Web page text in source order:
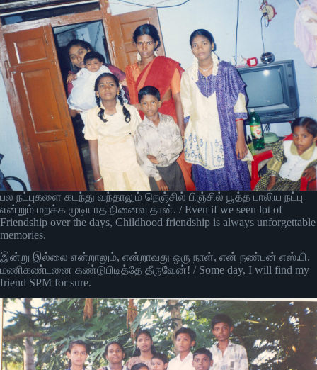
பல நட்புகளை கடந்து வந்தாலும் நெஞ்சில் பிஞ்சில் பூத்த பாலிய நட்பு
என்றும் மறக்க முடியாத நினைவு தான். / Even if we seen lot of
Friendship over the days, Childhood friendship is always unforgettable
memories.
இன்று இல்லை என்றாலும், என்றாவது ஒரு நாள், என் நண்பன் எஸ்.பி.
மணிகண்டனை கண்டுபிடித்தே தீருவேன்! / Some day, I will find my
friend SPM for sure.